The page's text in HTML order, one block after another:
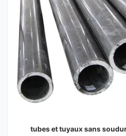
tubes et tuyaux sans